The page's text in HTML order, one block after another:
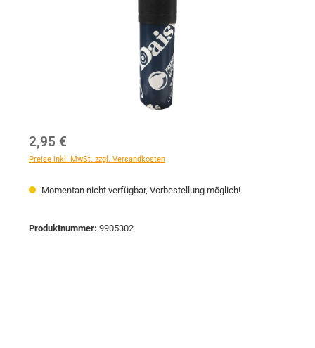
Regulärer Preis:
2,95 €
Preise inkl. MwSt. zzgl. Versandkosten
Momentan nicht verfügbar, Vorbestellung möglich!
Produktnummer: 9905302